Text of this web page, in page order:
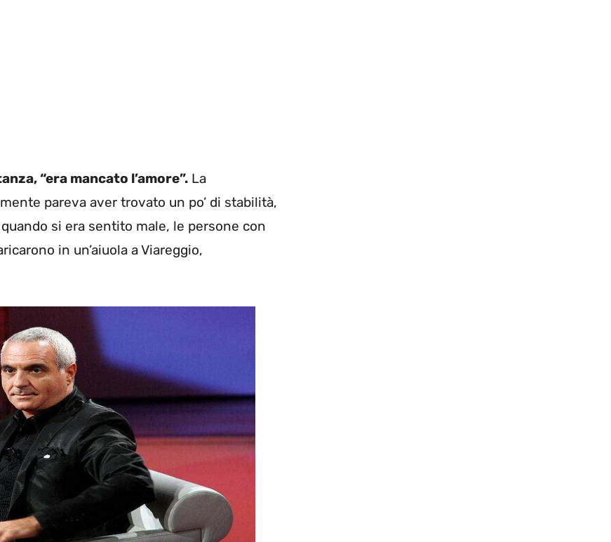
“era mancato l’amore”. La
pareva aver trovato un po’ di stabilità,
si era sentito male, le persone con
in un’aiuola a Viareggio,